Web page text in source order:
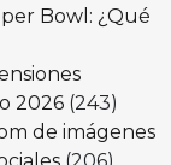
Bowl: ¿Qué
2026 (243)
de imágenes